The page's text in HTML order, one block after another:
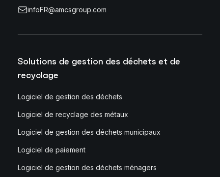
infoFR@amcsgroup.com
Solutions de gestion des déchets et de
recyclage
Logiciel de gestion des déchets
Logiciel de recyclage des métaux
Logiciel de gestion des déchets municipaux
Logiciel de paiement
Logiciel de gestion des déchets ménagers